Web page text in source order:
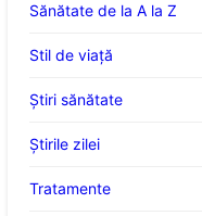
Sănătate de la A la Z
Stil de viaţă
Ştiri sănătate
Știrile zilei
Tratamente